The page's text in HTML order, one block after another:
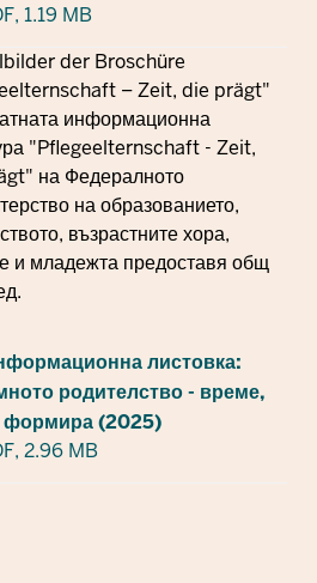
1.19 MB
информационна
"Pflegeelternschaft - Zeit,
на Федералното
на образованието,
възрастните хора,
и младежта предоставя общ
листовка:
родителство - време,
формира (2025)
2.96 MB